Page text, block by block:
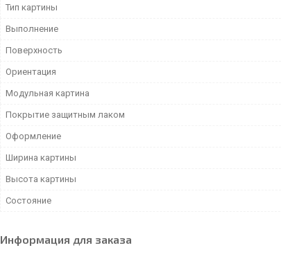
Тип картины
Выполнение
Поверхность
Ориентация
Модульная картина
Покрытие защитным лаком
Оформление
Ширина картины
Высота картины
Состояние
Информация для заказа